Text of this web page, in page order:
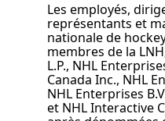
Les employés,
représentants et
nationale de
membres de la
L.P., NHL
Canada Inc., NHL
NHL Enterprises
et NHL Interactive